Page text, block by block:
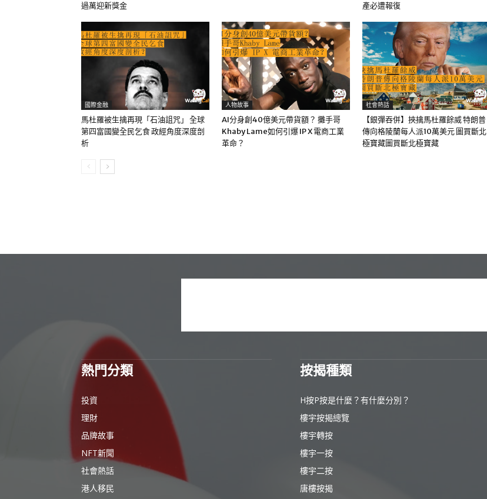
過萬迎新獎金
產必遭報復
國際金融
馬杜羅被生擒再現「石油詛咒」 全球
第四富國變全民乞食 政經角度深度剖
析
人物故事
AI分身創40億美元帶貨額？ 攤手哥
Khaby Lame如何引爆 IP X 電商工業
革命？
社會熱話
【銀彈吞併】挾擒馬杜羅餘威 特朗普
傳向格陵蘭每人派10萬美元 圖買斷北
極寶藏圖買斷北極寶藏
熱門分類
投資
理財
品牌故事
NFT新聞
社會熱話
港人移民
按揭種類
H按P按是什麼？有什麼分別？
樓宇按揭總覽
樓宇轉按
樓宇一按
樓宇二按
唐樓按揭